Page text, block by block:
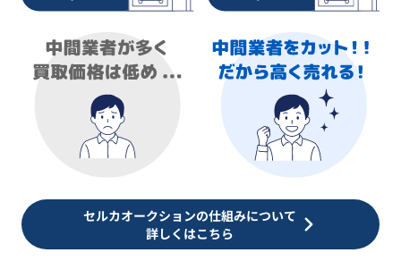
セルカオークションの仕組みについて
詳しくはこちら